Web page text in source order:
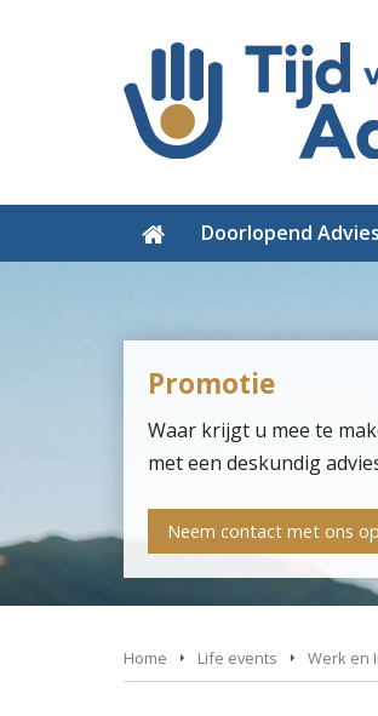
Doorlopend Advies
Promotie
Waar krijgt u mee te
met een deskundig
Neem contact met ons op
Home Life events Werk en